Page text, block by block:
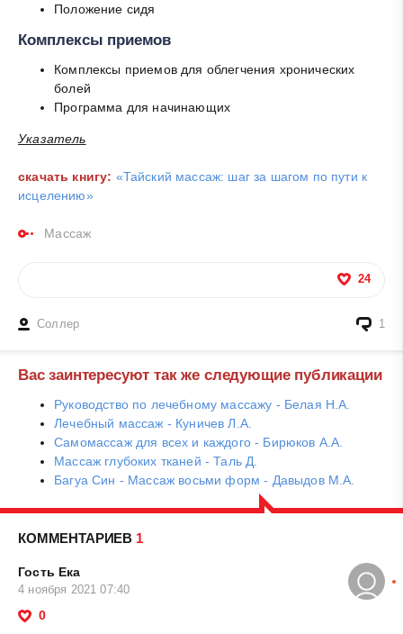
Положение сидя
Комплексы приемов
Комплексы приемов для облегчения хронических
болей
Программа для начинающих
Указатель
скачать книгу: «Тайский массаж: шаг за шагом по пути к
исцелению»
Массаж
24
Соллер 1
Вас заинтересуют так же следующие публикации
Руководство по лечебному массажу - Белая Н.А.
Лечебный массаж - Куничев Л.А.
Самомассаж для всех и каждого - Бирюков А.А.
Массаж глубоких тканей - Таль Д.
Багуа Син - Массаж восьми форм - Давыдов М.А.
КОММЕНТАРИЕВ 1
Гость Ека
4 ноября 2021 07:40
0